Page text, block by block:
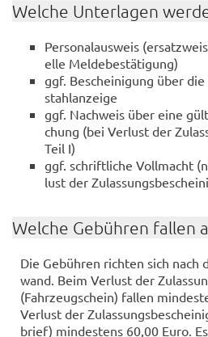
Wel­che Un­ter­la­gen
Per­so­nal­aus­weis
el­le Mel­de­be­stä­ti­gung)
ggf. Be­schei­ni­gung über
stahl­an­zei­ge
ggf. Nach­weis über eine
chung (bei Ver­lust der
Teil I)
ggf. schrift­li­che Voll­macht
lust der
Wel­che Ge­büh­ren fal­len
Die Ge­büh­ren rich­ten sich
wand. Beim Ver­lust der
(Fahr­zeug­schein) fal­len
Ver­lust der
brief) min­des­tens 60,00 Euro.